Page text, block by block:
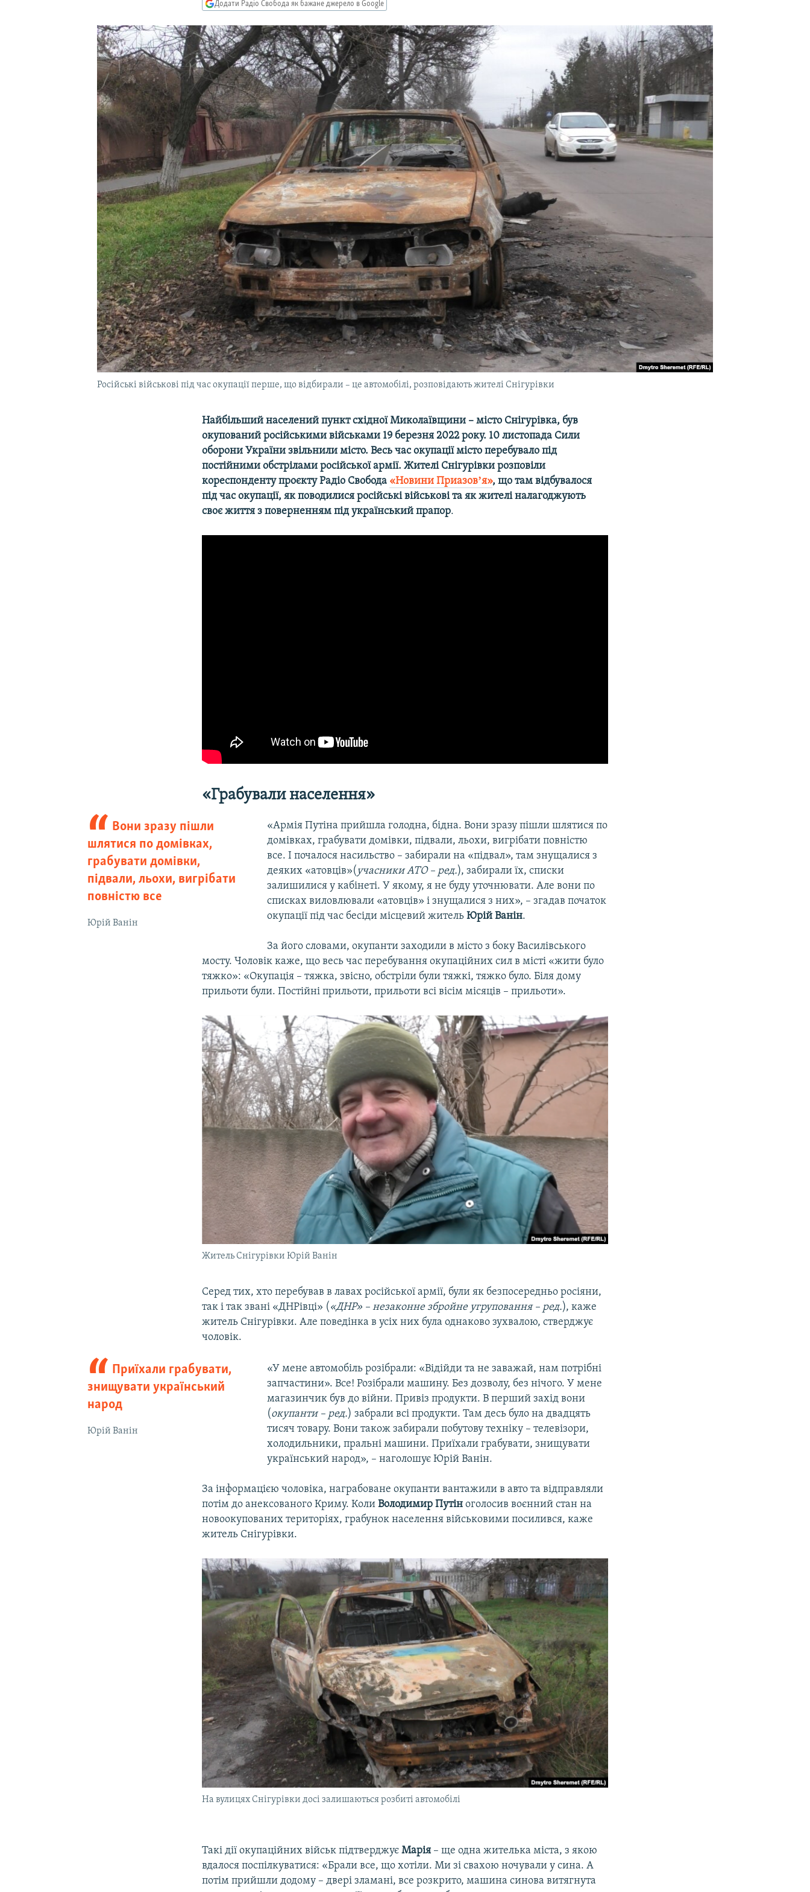
Додати Радіо Свобода як бажане джерело в Google
Російські військові під час окупації перше, що відбирали – це автомобілі, розповідають жителі Снігурівки
Найбільший населений пункт східної Миколаївщини – місто Снігурівка, був
окупований російськими військами 19 березня 2022 року. 10 листопада Сили
оборони України звільнили місто. Весь час окупації місто перебувало під
постійними обстрілами російської армії. Жителі Снігурівки розповіли
кореспонденту проєкту Радіо Свобода «Новини Приазовʼя», що там відбувалося
під час окупації, як поводилися російські військові та як жителі налагоджують
своє життя з поверненням під український прапор.
«Грабували населення»
Вони зразу пішли
шлятися по домівках,
грабувати домівки,
підвали, льохи, вигрібати
повністю все
Юрій Ванін
«Армія Путіна прийшла голодна, бідна. Вони зразу пішли шлятися по
домівках, грабувати домівки, підвали, льохи, вигрібати повністю
все. І почалося насильство – забирали на «підвал», там знущалися з
деяких «атовців»( учасники АТО – ред.), забирали їх, списки
залишилися у кабінеті. У якому, я не буду уточнювати. Але вони по
списках виловлювали «атовців» і знущалися з них», – згадав початок
окупації під час бесіди місцевий житель Юрій Ванін.
За його словами, окупанти заходили в місто з боку Василівського
мосту. Чоловік каже, що весь час перебування окупаційних сил в місті «жити було
тяжко»: «Окупація – тяжка, звісно, обстріли були тяжкі, тяжко було. Біля дому
прильоти були. Постійні прильоти, прильоти всі вісім місяців – прильоти».
Житель Снігурівки Юрій Ванін
Серед тих, хто перебував в лавах російської армії, були як безпосередньо росіяни,
так і так звані «ДНРівці» ( «ДНР» – незаконне збройне угруповання – ред.), каже
житель Снігурівки. Але поведінка в усіх них була однаково зухвалою, стверджує
чоловік.
Приїхали грабувати,
знищувати український
народ
Юрій Ванін
«У мене автомобіль розібрали: «Відійди та не заважай, нам потрібні
запчастини». Все! Розібрали машину. Без дозволу, без нічого. У мене
магазинчик був до війни. Привіз продукти. В перший захід вони
(окупанти – ред.) забрали всі продукти. Там десь було на двадцять
тисяч товару. Вони також забирали побутову техніку – телевізори,
холодильники, пральні машини. Приїхали грабувати, знищувати
український народ», – наголошує Юрій Ванін.
За інформацією чоловіка, награбоване окупанти вантажили в авто та відправляли
потім до анексованого Криму. КолиВолодимир Путін оголосив воєнний стан на
новоокупованих територіях, грабунок населення військовими посилився, каже
житель Снігурівки.
На вулицях Снігурівки досі залишаються розбиті автомобілі
Такі дії окупаційних військ підтверджуєМарія – ще одна жителька міста, з якою
вдалося поспілкуватися: «Брали все, що хотіли. Ми зі свахою ночували у сина. А
потім прийшли додому – двері зламані, все розкрито, машина синова витягнута